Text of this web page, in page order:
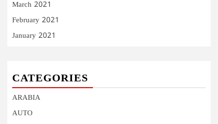
March 2021
February 2021
January 2021
CATEGORIES
ARABIA
AUTO